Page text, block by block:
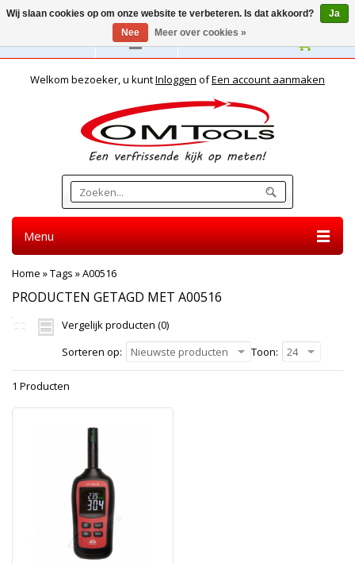
Nederlands
Welkom bezoeker, u kuntInloggen ofEen account aanmaken
Menu
Home »Tags »A00516
PRODUCTEN GETAGD MET A00516
Vergelijk producten (0)
Sorteren op:
Nieuwste producten Toon: 24
1 Producten
Wij slaan cookies op om onze website te verbeteren. Is dat akkoord?
Ja
Nee
Meer over cookies »